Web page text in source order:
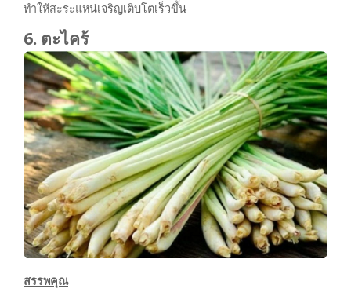
ทำให้สะระแหน่เจริญเติบโตเร็วขึ้น
6. ตะไคร้
สรรพคุณ